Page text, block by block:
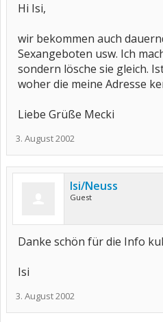
Hi Isi,
wir bekommen auch
Sexangeboten usw. Ich
sondern lösche sie gleich.
woher die meine Adresse
Liebe Grüße Mecki
3. August 2002
Isi/Neuss
Guest
Danke schön für die Info
Isi
3. August 2002